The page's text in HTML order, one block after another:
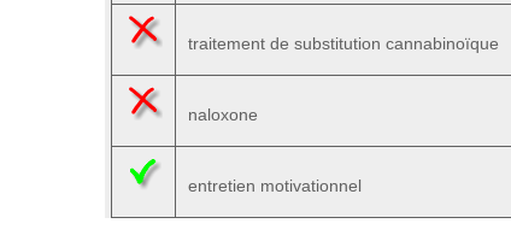
traitement de substitution cannabinoïque
naloxone
entretien motivationnel